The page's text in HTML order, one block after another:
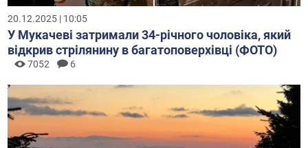
20.12.2025 | 10:05
У Мукачеві затримали 34-річного чоловіка, який
відкрив стрілянину в багатоповерхівці (ФОТО)
7052 6